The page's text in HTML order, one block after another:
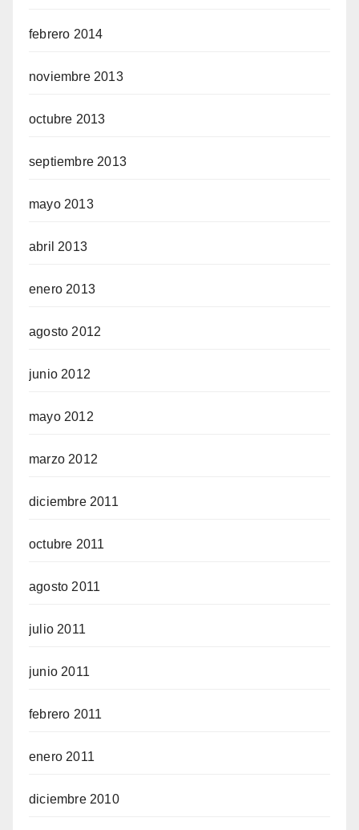
febrero 2014
noviembre 2013
octubre 2013
septiembre 2013
mayo 2013
abril 2013
enero 2013
agosto 2012
junio 2012
mayo 2012
marzo 2012
diciembre 2011
octubre 2011
agosto 2011
julio 2011
junio 2011
febrero 2011
enero 2011
diciembre 2010